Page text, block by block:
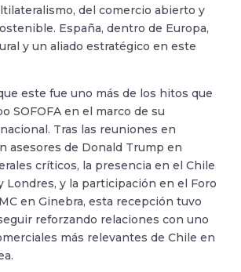
del comercio abierto y
España, dentro de Europa,
y un aliado estratégico en este
este fue uno más de los hitos que
SOFOFA en el marco de su
Tras las reuniones en
asesores de Donald Trump en
críticos, la presencia en el Chile
Londres, y la participación en el Foro
en Ginebra, esta recepción tuvo
reforzando relaciones con uno
más relevantes de Chile en